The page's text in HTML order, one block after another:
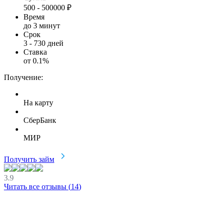
500 - 500000 ₽
Время
до 3 минут
Срок
3 - 730 дней
Ставка
от 0.1%
Получение:
На карту
СберБанк
МИР
Получить займ
3.9
Читать все отзывы (14)